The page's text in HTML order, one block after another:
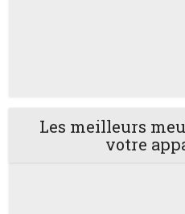
Les meilleurs
votre